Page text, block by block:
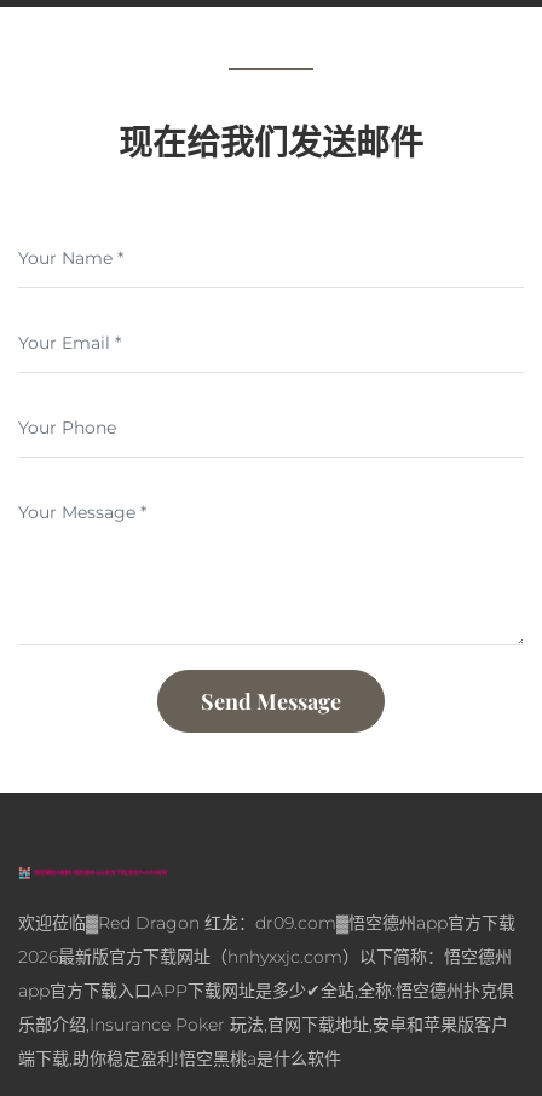
现在给我们发送邮件
Your Name *
Your Email *
Your Phone
Your Message *
Send Message
欢迎莅临▓Red Dragon 红龙：dr09.com▓悟空德州app官方下载
2026最新版官方下载网址（hnhyxxjc.com）以下简称：悟空德州
app官方下载入口APP下载网址是多少✔全站,全称:悟空德州扑克俱
乐部介绍,Insurance Poker 玩法,官网下载地址,安卓和苹果版客户
端下载,助你稳定盈利!悟空黑桃a是什么软件